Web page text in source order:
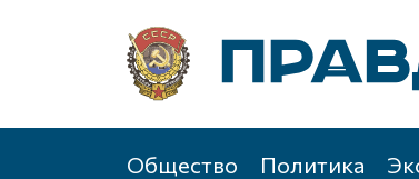
Общество Политика